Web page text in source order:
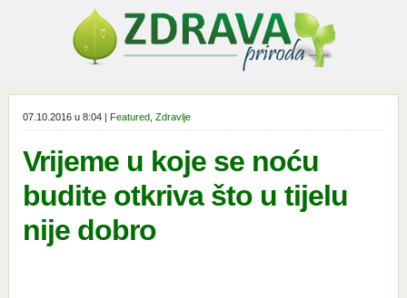
07.10.2016 u 8:04 | Featured, Zdravlje
Vrijeme u koje se noću
budite otkriva što u tijelu
nije dobro